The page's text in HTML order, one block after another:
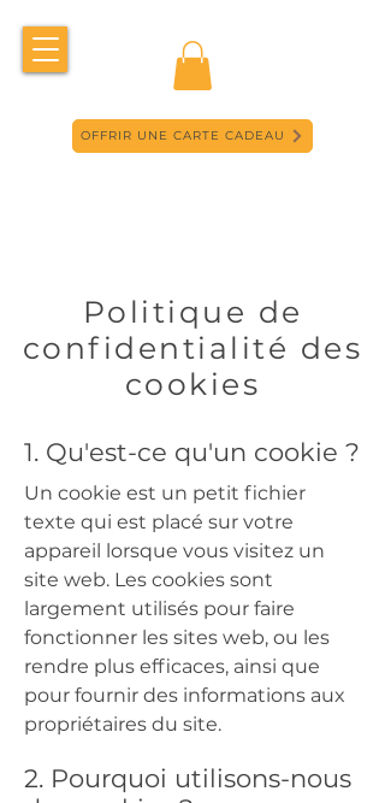
OFFRIR UNE CARTE CADEAU
Politique de
confidentialité des
cookies
1. Qu'est-ce qu'un cookie ?
Un cookie est un petit fichier
texte qui est placé sur votre
appareil lorsque vous visitez un
site web. Les cookies sont
largement utilisés pour faire
fonctionner les sites web, ou les
rendre plus efficaces, ainsi que
pour fournir des informations aux
propriétaires du site.
2. Pourquoi utilisons-nous